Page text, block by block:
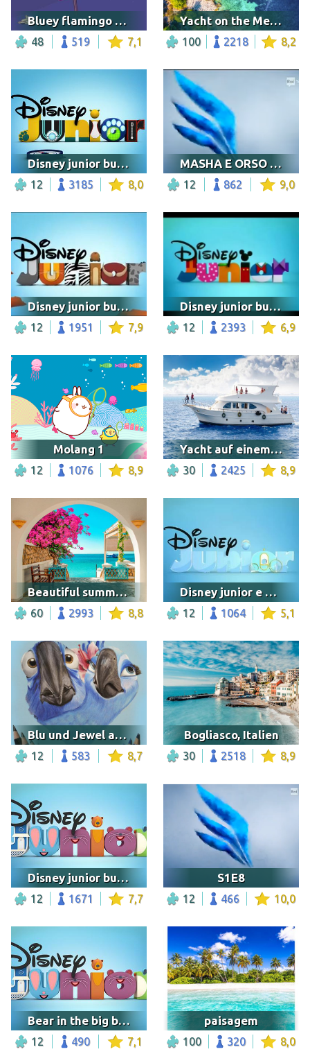
Bluey flamingo queen
48 519 7,1
Yacht on the Mediterranean
100 2218 8,2
Disney junior bumper logo
12 3185 8,0
MASHA E ORSO S1E15 PUOI CHIAMARMI MASHA VIDEO RAIPLA
12 862 9,0
Disney junior bumper logo
12 1951 7,9
Disney junior bumper logo mickey mouse clubhouse jigsaw puzz
12 2393 6,9
Molang 1
12 1076 8,9
Yacht auf einem tropischen Meer
30 2425 8,9
Beautiful summer scenery, Tunisia
60 2993 8,8
Disney junior e outras
12 1064 5,1
Blu und Jewel aus dem Rio-Film
12 583 8,7
Bogliasco, Italien
30 2518 8,9
Disney junior bumper bear in the big tree house
12 1671 7,7
S1E8
12 466 10,0
Bear in the big blue house
12 490 7,1
paisagem
100 320 8,0